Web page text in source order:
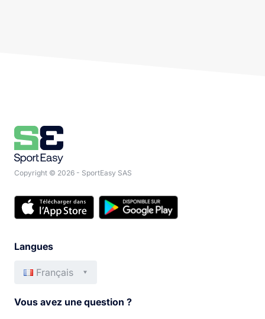
Copyright © 2026 - SportEasy SAS
Langues
Français
Italiano
Vous avez une question ?